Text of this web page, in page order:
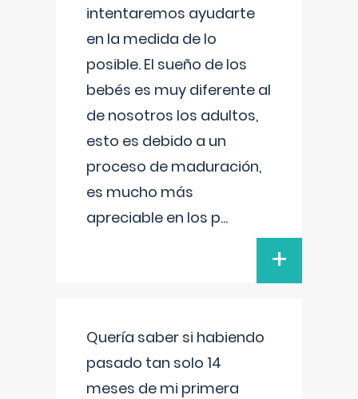
intentaremos ayudarte
en la medida de lo
posible. El sueño de los
bebés es muy diferente al
de nosotros los adultos,
esto es debido a un
proceso de maduración,
es mucho más
apreciable en los p...
+
Quería saber si habiendo
pasado tan solo 14
meses de mi primera